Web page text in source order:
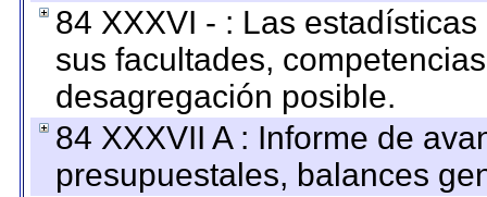
84 XXXVI - : Las
sus facultades,
desagregación posible.
84 XXXVII A : Informe de
presupuestales, balances